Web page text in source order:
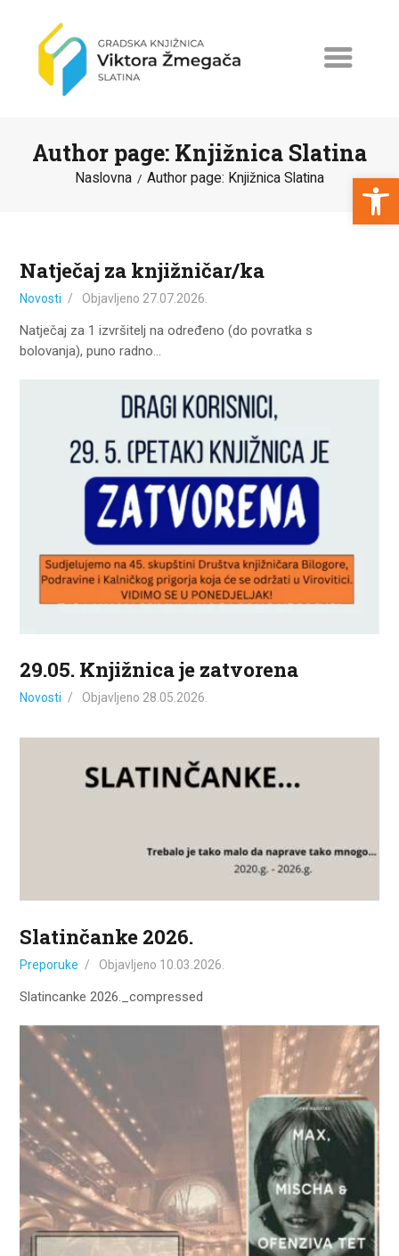
Open toolbar
Author page: Knjižnica Slatina
Naslovna Author page: Knjižnica Slatina
NOVOSTI
ERASMUS+
PROGRAMI I PROJEKTI
KATALOG
ZA KORISNIKE
ODJELI
DOKUMENTI
KONTAKT
Natječaj za knjižničar/ka
Novosti Objavljeno 27.07.2026.
Natječaj za 1 izvršitelj na određeno (do povratka s
bolovanja), puno radno…
29.05. Knjižnica je zatvorena
Novosti Objavljeno 28.05.2026.
Slatinčanke 2026.
Preporuke Objavljeno 10.03.2026.
Slatincanke 2026._compressed